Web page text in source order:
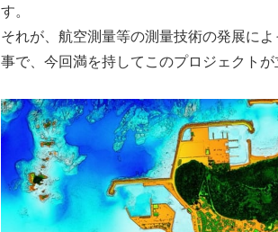
す。
それが、航空測量等の測量技術の発展に
事で、今回満を持してこのプロジェクトが